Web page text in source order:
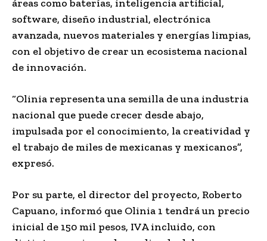
áreas como baterías, inteligencia artificial,
software, diseño industrial, electrónica
avanzada, nuevos materiales y energías limpias,
con el objetivo de crear un ecosistema nacional
de innovación.
“Olinia representa una semilla de una industria
nacional que puede crecer desde abajo,
impulsada por el conocimiento, la creatividad y
el trabajo de miles de mexicanas y mexicanos”,
expresó.
Por su parte, el director del proyecto, Roberto
Capuano, informó que Olinia 1 tendrá un precio
inicial de 150 mil pesos, IVA incluido, con